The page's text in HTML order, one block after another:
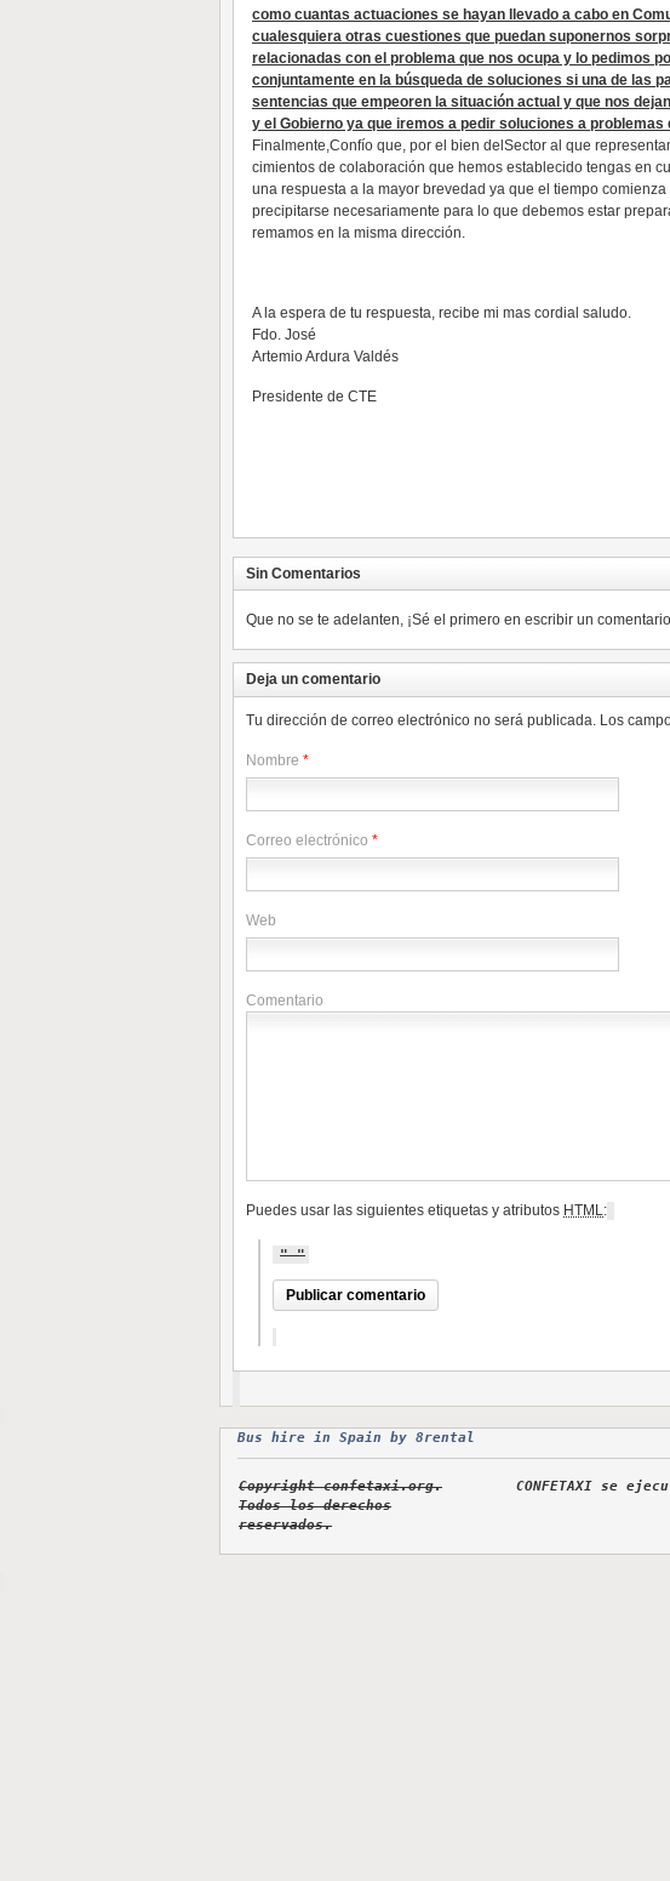
como cuantas actuaciones se hayan llevado a cabo en
cualesquiera otras cuestiones que puedan suponernos
relacionadas con el problema que nos ocupa y lo pedimos
conjuntamente en la búsqueda de soluciones si una de las
sentencias que empeoren la situación actual y que nos
y el Gobierno ya que iremos a pedir soluciones a
Finalmente,Confío que, por el bien delSector al que
cimientos de colaboración que hemos establecido tengas en
una respuesta a la mayor brevedad ya que el tiempo
precipitarse necesariamente para lo que debemos estar
remamos en la misma dirección.
A la espera de tu respuesta, recibe mi mas cordial saludo.
Fdo. José
Artemio Ardura Valdés
Presidente de CTE
Sin Comentarios
Que no se te adelanten, ¡Sé el primero en escribir un
Deja un comentario
Tu dirección de correo electrónico no será publicada. Los
Nombre *
Correo electrónico *
Web
Comentario
Puedes usar las siguientes etiquetas y atributos HTML:
Bus hire in Spain by 8rental
CONFETAXI se
Copyright confetaxi.org.
Todos los derechos
reservados.